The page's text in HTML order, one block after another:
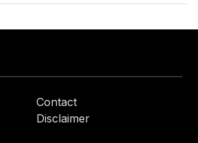
Contact
Disclaimer